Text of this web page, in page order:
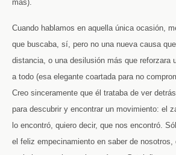
más).
Cuando hablamos en aquella única ocasión,
que buscaba, sí, pero no una nueva causa
distancia, o una desilusión más que reforzara
a todo (esa elegante coartada para no
Creo sinceramente que él trataba de ver
para descubrir y encontrar un movimiento: el
lo encontró, quiero decir, que nos encontró.
el feliz empecinamiento en saber de nosotros,